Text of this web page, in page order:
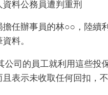
料公務員遭判重刑
擔任辦事員的林○○ ，陸續
料。
公司的員工就利用這些投
且表示未收取任何回扣，